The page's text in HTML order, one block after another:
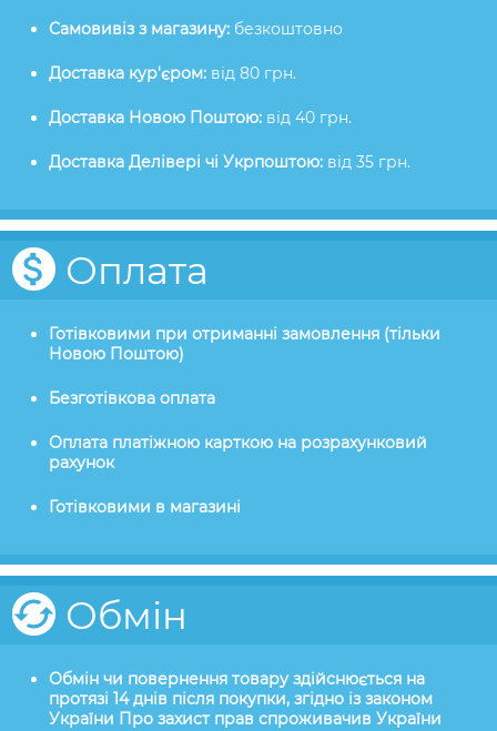
Самовивіз з магазину: безкоштовно
Доставка кур'єром: від 80 грн.
Доставка Новою Поштою: від 40 грн.
Доставка Делівері чі Укрпоштою: від 35 грн.
Оплата
Готівковими при отриманні замовлення (тільки
Новою Поштою)
Безготівкова оплата
Оплата платіжною карткою на розрахунковий
рахунок
Готівковими в магазині
Обмін
Обмін чи повернення товару здійснюється на
протязі 14 днів після покупки, згідно із законом
України Про захист прав спроживачив України